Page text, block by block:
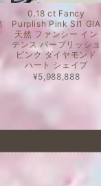
0.18 ct Fancy
Purplish Pink SI1 GIA
天然 ファンシー イン
テンス パープリッシュ
ピンク ダイヤモンド
ハート シェイプ
¥5,988,888